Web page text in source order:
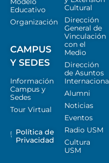
Educativo
Organización
CAMPUS
Y SEDES
Información
Campus y
Sedes
Tour Virtual
Política de
Privacidad
Cultural
Dirección
General de
Vinculación
con el
Medio
Dirección
de Asuntos
Alumni
Noticias
Eventos
Radio USM
Cultura
USM